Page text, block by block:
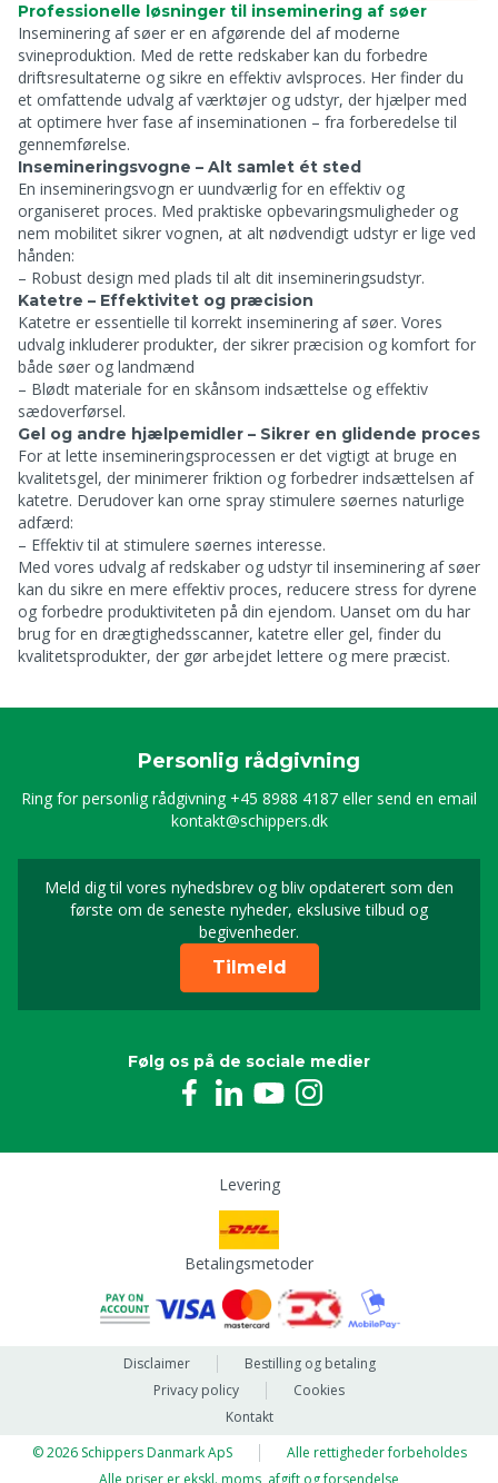
Professionelle løsninger til inseminering af søer
Inseminering af søer er en afgørende del af moderne
svineproduktion. Med de rette redskaber kan du forbedre
driftsresultaterne og sikre en effektiv avlsproces. Her finder du
et omfattende udvalg af værktøjer og udstyr, der hjælper med
at optimere hver fase af inseminationen – fra forberedelse til
gennemførelse.
Insemineringsvogne – Alt samlet ét sted
En insemineringsvogn er uundværlig for en effektiv og
organiseret proces. Med praktiske opbevaringsmuligheder og
nem mobilitet sikrer vognen, at alt nødvendigt udstyr er lige ved
hånden:
– Robust design med plads til alt dit insemineringsudstyr.
Katetre – Effektivitet og præcision
Katetre er essentielle til korrekt inseminering af søer. Vores
udvalg inkluderer produkter, der sikrer præcision og komfort for
både søer og landmænd
– Blødt materiale for en skånsom indsættelse og effektiv
sædoverførsel.
Gel og andre hjælpemidler – Sikrer en glidende proces
For at lette insemineringsprocessen er det vigtigt at bruge en
kvalitetsgel, der minimerer friktion og forbedrer indsættelsen af
katetre. Derudover kan orne spray stimulere søernes naturlige
adfærd:
– Effektiv til at stimulere søernes interesse.
Med vores udvalg af redskaber og udstyr til inseminering af søer
kan du sikre en mere effektiv proces, reducere stress for dyrene
og forbedre produktiviteten på din ejendom. Uanset om du har
brug for en drægtighedsscanner, katetre eller gel, finder du
kvalitetsprodukter, der gør arbejdet lettere og mere præcist.
Personlig rådgivning
Ring for personlig rådgivning +45 8988 4187 eller send en email
kontakt@schippers.dk
Meld dig til vores nyhedsbrev og bliv opdaterert som den
første om de seneste nyheder, ekslusive tilbud og
begivenheder.
Timeld dig vores
Tilmeld
Følg os på de sociale medier
Levering
Betalingsmetoder
Disclaimer
Bestilling og betaling
Privacy policy
Cookies
Kontakt
© 2026 Schippers Danmark ApS
Alle rettigheder forbeholdes
Alle priser er ekskl. moms, afgift og forsendelse